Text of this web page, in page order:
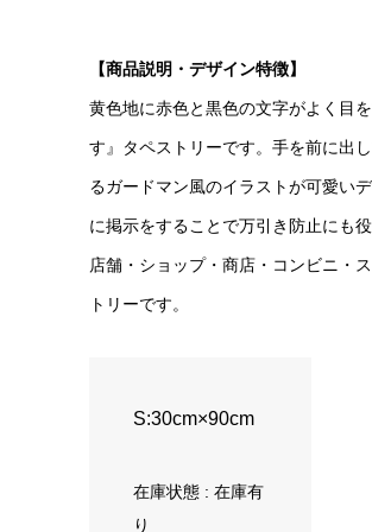
【商品説明・デザイン特徴】
黄色地に赤色と黒色の文字がよく目
す』タペストリーです。手を前に出
るガードマン風のイラストが可愛い
に掲示をすることで万引き防止にも
店舗・ショップ・商店・コンビニ・
トリーです。
S:30cm×90cm
在庫状態 : 在庫有
り